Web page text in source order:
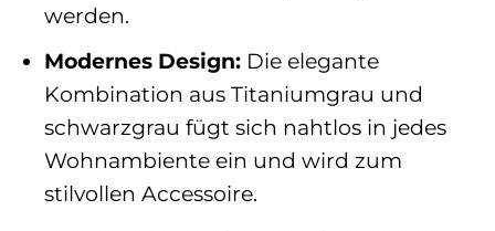
werden.
Modernes Design:Die elegante
Kombination aus Titaniumgrau und
schwarzgrau fügt sich nahtlos in jedes
Wohnambiente ein und wird zum
stilvollen Accessoire.